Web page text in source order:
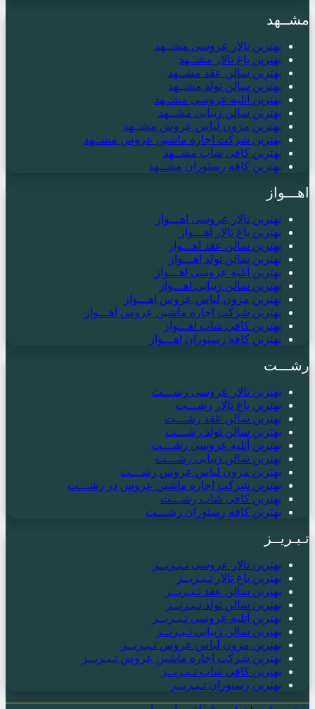
مشــهد
بهترین تالار عروسی مشــهد
بهترین باغ تالار مشــهد
بهترین سالن عقد مشــهد
بهترین سالن تولد مشــهد
بهترین آتلیه عروسی مشــهد
بهترین سالن زیبایی مشــهد
بهترین مزون لباس عروس مشــهد
بهترین شرکت اجاره ماشین عروس مشــهد
بهترین کافی شاپ مشــهد
بهترین کافه رستوران مشــهد
اهـــواز
بهترین تالار عروسی اهـــواز
بهترین باغ تالار اهـــواز
بهترین سالن عقد اهـــواز
بهترین سالن تولد اهـــواز
بهترین آتلیه عروسی اهـــواز
بهترین سالن زیبایی اهـــواز
بهترین مزون لباس عروس اهـــواز
بهترین شرکت اجاره ماشین عروس اهـــواز
بهترین کافی شاپ اهـــواز
بهترین کافه رستوران اهـــواز
رشـــت
بهترین تالار عروسی رشـــت
بهترین باغ تالار رشـــت
بهترین سالن عقد رشـــت
بهترین سالن تولد رشـــت
بهترین آتلیه عروسی رشـــت
بهترین سالن زیبایی رشـــت
بهترین مزون لباس عروس رشـــت
بهترین شرکت اجاره ماشین عروس در رشـــت
بهترین کافی شاپ رشـــت
بهترین کافه رستوران رشـــت
تـبـریــز
بهترین تالار عروسی تـبـریــز
بهترین باغ تالار تـبـریــز
بهترین سالن عقد تـبـریــز
بهترین سالن تولد تـبـریــز
بهترین آتلیه عروسی تـبـریــز
بهترین سالن زیبایی تـبـریــز
بهترین مزون لباس عروس تـبـریــز
بهترین شرکت اجاره ماشین عروس تـبـریــز
بهترین کافی شاپ تـبـریــز
بهترین رستوران تـبـریــز